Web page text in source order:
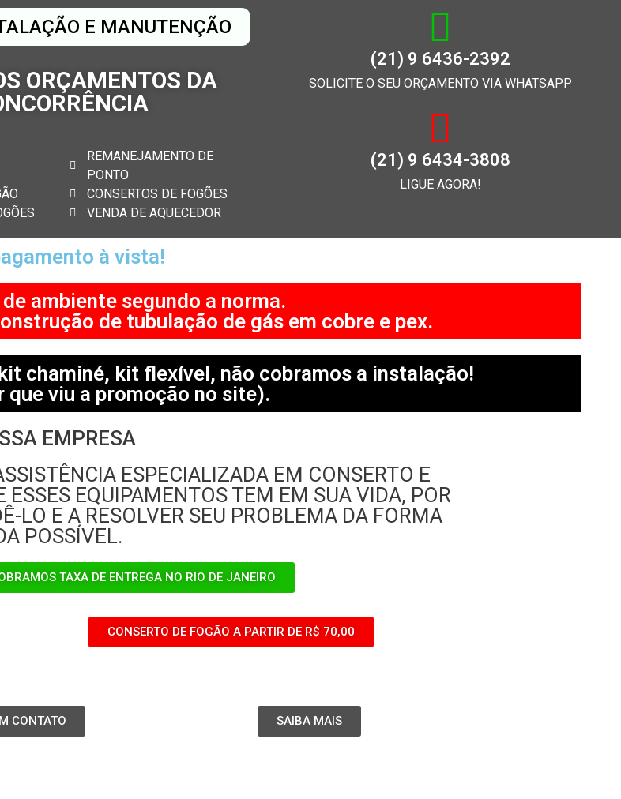
E MANUTENÇÃO
ORÇAMENTOS DA
REMANEJAMENTO DE
PONTO
CONSERTOS DE FOGÕES
VENDA DE AQUECEDOR
(21) 9 6436-2392
SOLICITE O SEU ORÇAMENTO VIA WHATSAPP
(21) 9 6434-3808
LIGUE AGORA!
à vista!
ambiente segundo a norma.
de tubulação de gás em cobre e pex.
chaminé, kit flexível, não cobramos a instalação!
que viu a promoção no site).
EMPRESA
ESPECIALIZADA EM CONSERTO E
EQUIPAMENTOS TEM EM SUA VIDA, POR
LO E A RESOLVER SEU PROBLEMA DA FORMA
POSSÍVEL.
TAXA DE ENTREGA NO RIO DE JANEIRO
CONSERTO DE FOGÃO A PARTIR DE R$ 70,00
CONTATO SAIBA MAIS